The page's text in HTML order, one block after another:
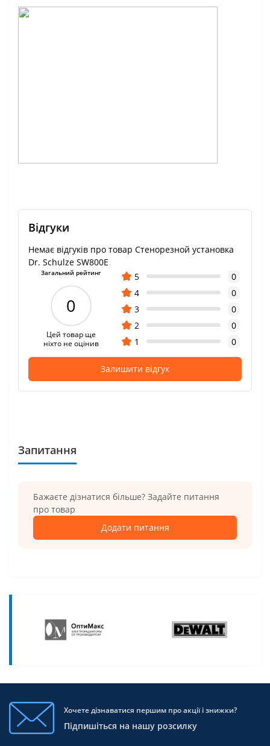
Відгуки
Немає відгуків про товар Стенорезной установка
Dr. Schulze SW800E
Загальний рейтинг
0
Цей товар ще
ніхто не оцінив
5
0
4
0
3
0
2
0
1
0
Залишити відгук
Запитання
Бажаєте дізнатися більше? Задайте питання
про товар
Додати питання
Хочете дізнаватися першим про акції і знижки?
Підпишіться на нашу розсилку